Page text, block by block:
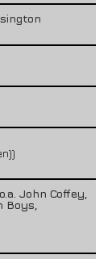
John Coffey,
Boys,